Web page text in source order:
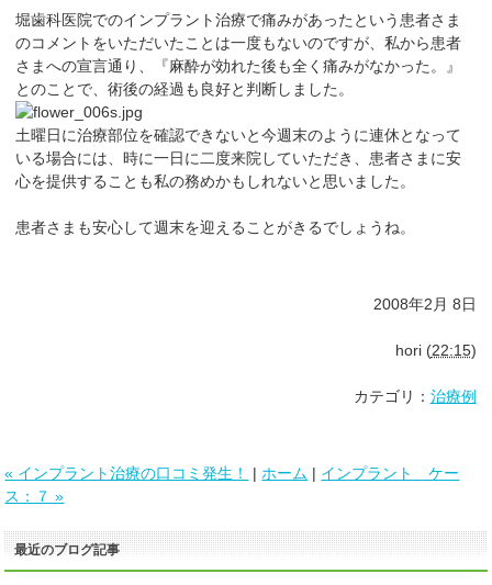
堀歯科医院でのインプラント治療で痛みがあったという患者さま
のコメントをいただいたことは一度もないのですが、私から患者
さまへの宣言通り、『麻酔が効れた後も全く痛みがなかった。』
とのことで、術後の経過も良好と判断しました。
土曜日に治療部位を確認できないと今週末のように連休となって
いる場合には、時に一日に二度来院していただき、患者さまに安
心を提供することも私の務めかもしれないと思いました。
患者さまも安心して週末を迎えることがきるでしょうね。
2008年2月 8日
hori(22:15)
カテゴリ： 治療例
« インプラント治療の口コミ発生！ | ホーム | インプラント ケー
ス：７ »
最近のブログ記事